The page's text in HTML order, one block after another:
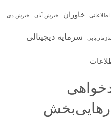
اطلاعاتی خاوران خیزش آبان خیزش دی
سرمایه‌ دیجیتالی